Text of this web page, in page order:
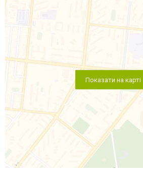
Показати на карті